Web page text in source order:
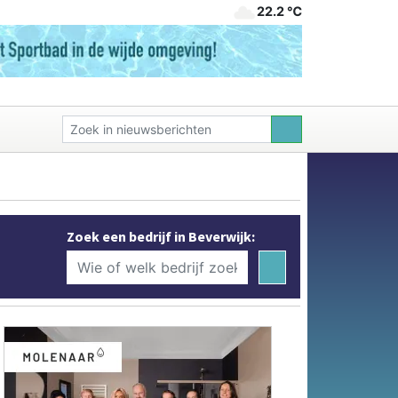
22.2 ℃
Zoek een bedrijf in Beverwijk: